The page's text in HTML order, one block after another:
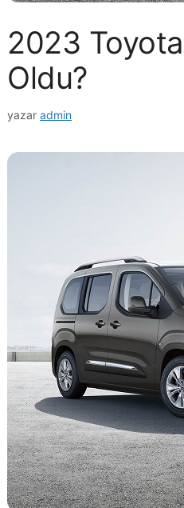
2023
Oldu?
yazar admin